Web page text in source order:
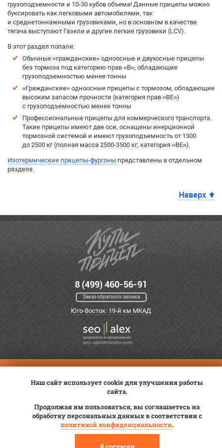
грузоподъемности и 10-30 кубов объема! Данные прицепы можно
буксировать как легковыми автомобилями, так
и среднетоннажными грузовиками, но в основном в качестве
тягача выступают Газели и другие легкие грузовики (LCV).
В этот раздел попали:
Обычные «гражданские» одноосные и двухосные прицепы
без тормоза под категорию прав «B», обладающие
грузоподъемностью менее тонны
«Гражданские» одноосные прицепы с тормозом, обладающие
высоким запасом прочности (категория прав «BE»)
с грузоподъемностью менее тонны
Профессиональные прицепы для коммерческого транспорта.
Такие прицепы имеют две оси, оснащены инерционной
тормозной системой и имеют грузоподъемность от 1300
до 2500 кг (полная масса 2500-3500 кг, категория «BE»).
Изотермические прицепы-фургоны представлены в отдельном
разделе.
Наверх
8 (499) 460-56-91
Заказ обратного звонка
Юго-Восток: 19-й км МКАД
Доставка
Сервис
Контакты
© 2012—2026 «Купи прицеп»™ (ООО «Авангард», ИНН 9723035587)
Наш сайт использует cookie для улучшения работы
сайта.
Продолжая им пользоваться, вы соглашаетесь на
обработку персональных данных в соответствии с
политикой конфиденциальности.